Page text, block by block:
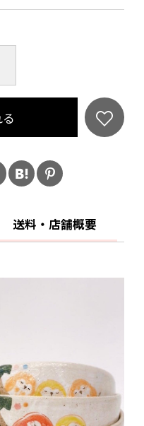
作っております。
る場合がございます
ーーーーーーー
送料・店舗概要